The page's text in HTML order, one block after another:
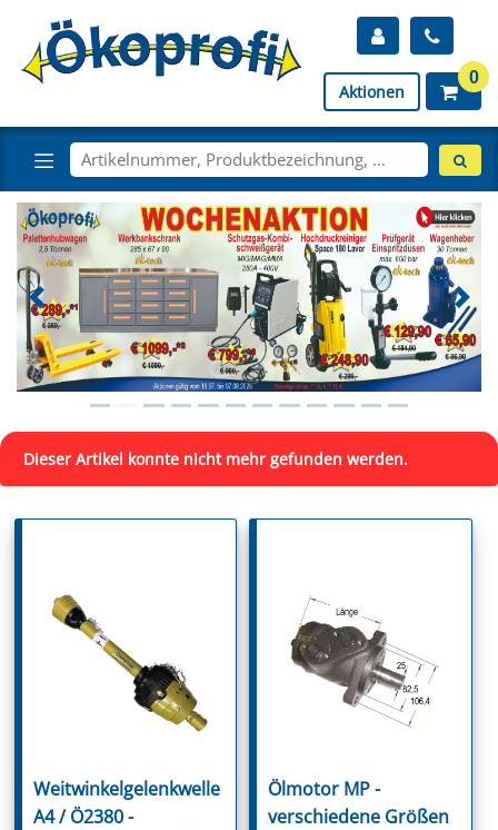
Aktionen
0
Dieser Artikel konnte nicht mehr gefunden werden.
Weitwinkelgelenkwelle
A4 / Ö2380 -
Ölmotor MP -
verschiedene Größen